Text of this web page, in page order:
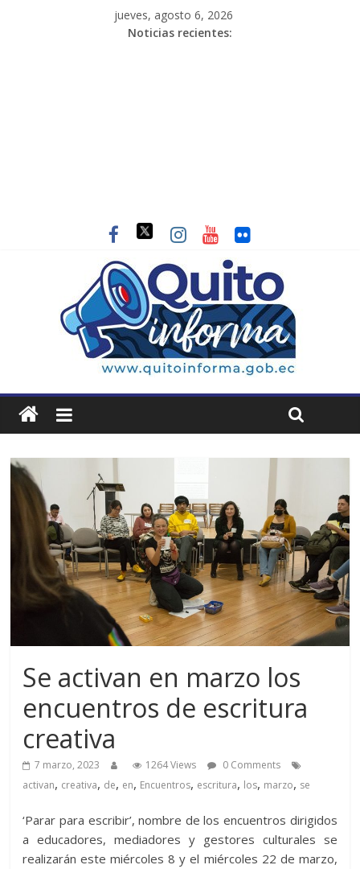
jueves, agosto 6, 2026
Noticias recientes:
Se activan en marzo los
encuentros de escritura
creativa
7 marzo, 2023 1264 Views
0 Comments
activan, creativa, de, en, Encuentros, escritura, los, marzo, se
‘Parar para escribir’, nombre de los encuentros dirigidos
a educadores, mediadores y gestores culturales se
realizarán este miércoles 8 y el miércoles 22 de marzo,